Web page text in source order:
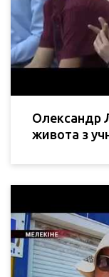
Олександр
живота з